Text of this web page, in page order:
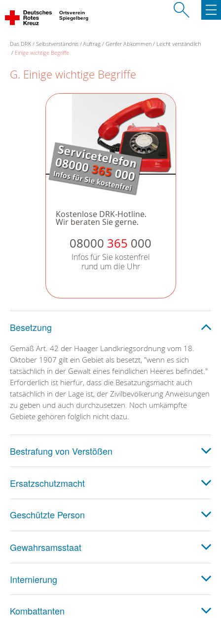
Ortsverein
Spiegelberg
Das DRK Selbstverständnis Auftrag Genfer Abkommen
Leicht verständlich
Einige wichtige Begriffe
G. Einige wichtige Begriffe
Kostenlose DRK-Hotline.
Wir beraten Sie gerne.
08000 365 000
Infos für Sie kostenfrei
rund um die Uhr
Besetzung
Gemäß Art. 42 der Haager Landkriegsordnung vom 18.
Oktober 1907 gilt ein Gebiet als besetzt, "wenn es sich
tatsächlich in der Gewalt eines feindlichen Heeres befindet."
Erforderlich ist hierfür, dass die Besatzungsmacht auch
tatsächlich in der Lage ist, der Zivilbevölkerung Anweisungen
zu geben und auch durchzusetzen. Noch umkämpfte
Gebiete gehören folglich nicht dazu.
Bestrafung von Verstößen
Ersatzschutzmacht
Geschützte Person
Gewahrsamsstaat
Internierung
Kombattanten